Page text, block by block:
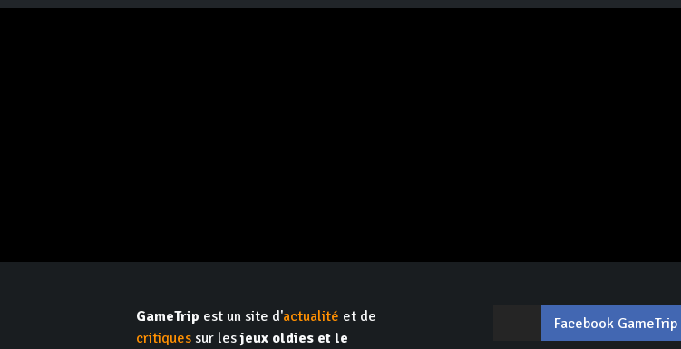
GameTrip est un site d'actualité et de
critiques sur lesjeux oldies et le
Facebook GameTrip